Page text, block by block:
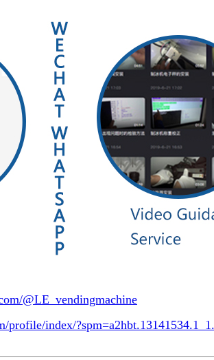
@LE_vendingmachine
profile/index/